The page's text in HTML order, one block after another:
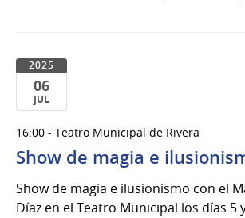
2025
06
JUL
de
Jul
2025
16:00 - Teatro Municipal de Rivera
Show de magia e
Show de magia e ilusionismo con el
Díaz en el Teatro Municipal los días 5